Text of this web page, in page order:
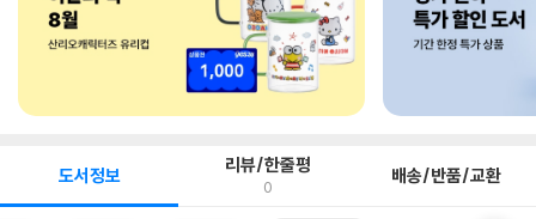
도서정보 리뷰/한줄평
0 배송/반품/교환